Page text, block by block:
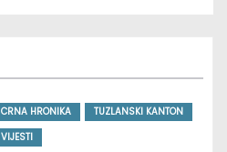
CRNA HRONIKA
TUZLANSKI KANTON
VIJESTI